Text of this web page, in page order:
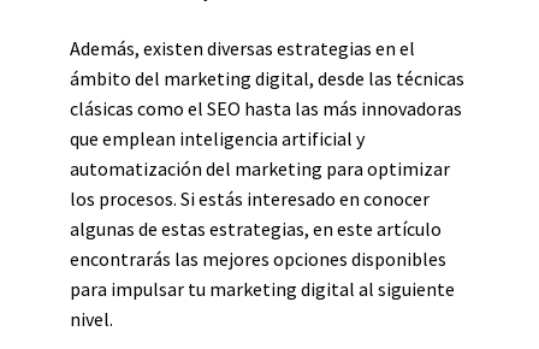
Además, existen diversas estrategias en el
ámbito del marketing digital, desde las técnicas
clásicas como el SEO hasta las más innovadoras
que emplean inteligencia artificial y
automatización del marketing para optimizar
los procesos. Si estás interesado en conocer
algunas de estas estrategias, en este artículo
encontrarás las mejores opciones disponibles
para impulsar tu marketing digital al siguiente
nivel.